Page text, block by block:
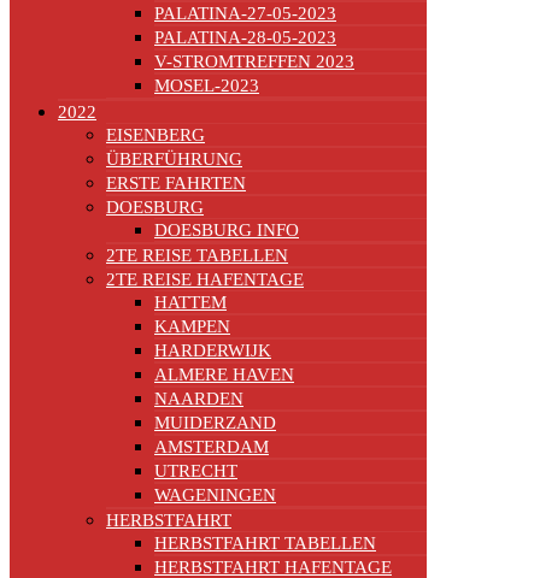
PALATINA-27-05-2023
PALATINA-28-05-2023
V-STROMTREFFEN 2023
MOSEL-2023
2022
EISENBERG
ÜBERFÜHRUNG
ERSTE FAHRTEN
DOESBURG
DOESBURG INFO
2TE REISE TABELLEN
2TE REISE HAFENTAGE
HATTEM
KAMPEN
HARDERWIJK
ALMERE HAVEN
NAARDEN
MUIDERZAND
AMSTERDAM
UTRECHT
WAGENINGEN
HERBSTFAHRT
HERBSTFAHRT TABELLEN
HERBSTFAHRT HAFENTAGE